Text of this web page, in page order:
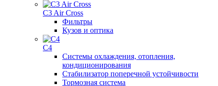
C3 Air Cross
Фильтры
Кузов и оптика
C4
Системы охлаждения, отопления,
кондиционирования
Стабилизатор поперечной устойчивости
Тормозная система